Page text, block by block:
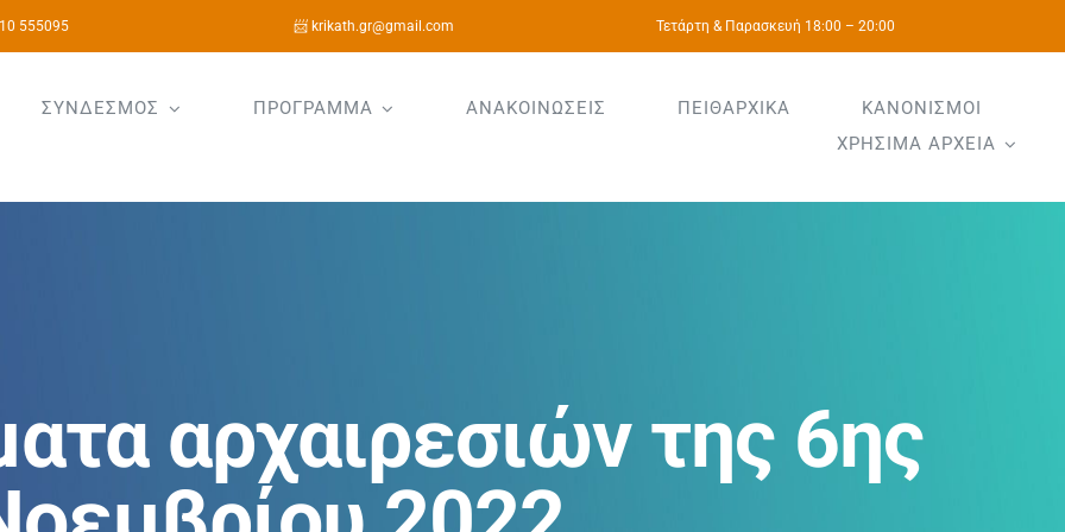
555095 📨 krikath.gr@gmail.com Τετάρτη & Παρασκευή 18:00 – 20:00
ΣΥΝΔΕΣΜΟΣ ΠΡΟΓΡΑΜΜΑ ΑΝΑΚΟΙΝΩΣΕΙΣ ΠΕΙΘΑΡΧΙΚΑ
ΚΑΝΟΝΙΣΜΟΙ
ΧΡΗΣΙΜΑ ΑΡΧΕΙΑ
αρχαιρεσιών της 6ης